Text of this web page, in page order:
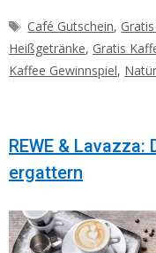
Schlagwörter
Café Gutschein,
Heißgetränke, Gratis
Kaffee Gewinnspiel,
REWE &
ergattern